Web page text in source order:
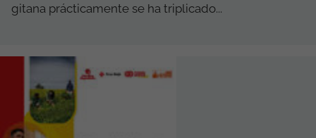
gitana prácticamente se ha triplicado...